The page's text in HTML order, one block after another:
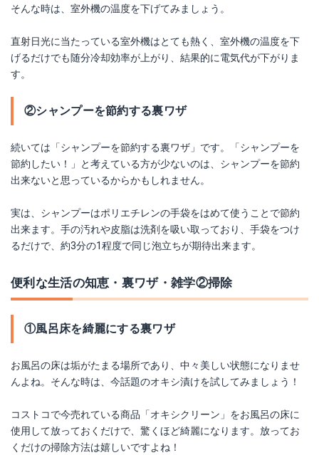
そんな時は、室外機の温度を下げてみましょう。
直射日光に当たっている室外機はとても熱く、室外機の温度を下
げるだけでも随分冷却効率が上がり、結果的に電気代が下がりま
す。
②シャンプーを節約する裏ワザ
続いては「シャンプーを節約する裏ワザ」です。「シャンプーを
節約したい！」と考えている方が少ないのは、シャンプーを節約
出来ないと思っているからかもしれません。
実は、シャンプーはポリエチレンの手袋をはめて使うことで節約
出来ます。手の汚れや皮脂は洗剤を吸い取っており、手袋をつけ
るだけで、約3分の1程度で同じ泡立ちが期待出来ます。
便利な生活の知恵・裏ワザ・雑学②掃除
①風呂床を綺麗にする裏ワザ
お風呂の床は垢がたまる場所であり、中々美しい状態になりませ
んよね。そんな時は、今話題のオキシ漬けを試してみましょう！
コストコで今売れている商品「オキシクリーン」をお風呂の床に
使用して放っておくだけで、驚くほど綺麗になります。放ってお
くだけの掃除方法は嬉しいですよね！